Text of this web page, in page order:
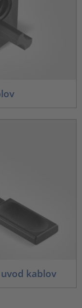
kablov